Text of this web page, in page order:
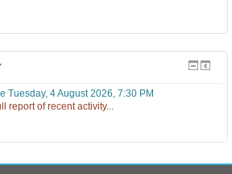
Tuesday, 4 August 2026, 7:30 PM
report of recent activity...